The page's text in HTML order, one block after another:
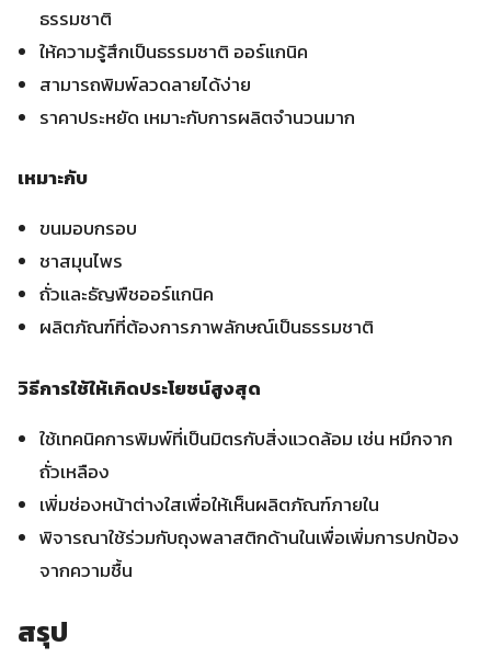
ธรรมชาติ
ให้ความรู้สึกเป็นธรรมชาติ ออร์แกนิค
สามารถพิมพ์ลวดลายได้ง่าย
ราคาประหยัด เหมาะกับการผลิตจำนวนมาก
เหมาะกับ
ขนมอบกรอบ
ชาสมุนไพร
ถั่วและธัญพืชออร์แกนิค
ผลิตภัณฑ์ที่ต้องการภาพลักษณ์เป็นธรรมชาติ
วิธีการใช้ให้เกิดประโยชน์สูงสุด
ใช้เทคนิคการพิมพ์ที่เป็นมิตรกับสิ่งแวดล้อม เช่น หมึกจาก
ถั่วเหลือง
เพิ่มช่องหน้าต่างใสเพื่อให้เห็นผลิตภัณฑ์ภายใน
พิจารณาใช้ร่วมกับถุงพลาสติกด้านในเพื่อเพิ่มการปกป้อง
จากความชื้น
สรุป